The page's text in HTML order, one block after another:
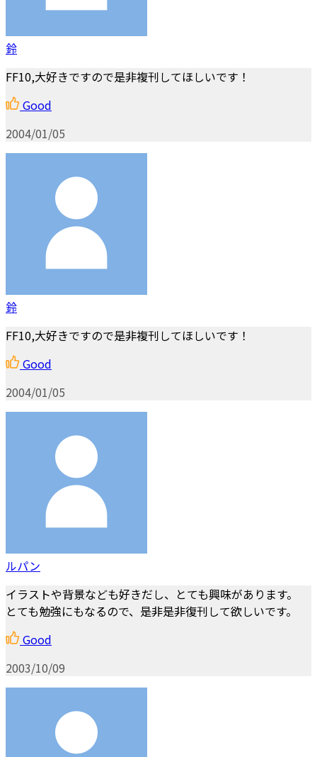
鈴
FF10,大好きですので是非複刊してほしいです！
Good
2004/01/05
鈴
FF10,大好きですので是非複刊してほしいです！
Good
2004/01/05
ルパン
イラストや背景なども好きだし、とても興味があります。
とても勉強にもなるので、是非是非復刊して欲しいです。
Good
2003/10/09